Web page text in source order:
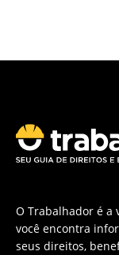
O Trabalhador é a
você encontra
seus direitos,